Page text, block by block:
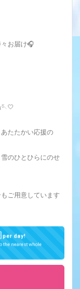
お届け🎧
たたかい応援の
のひとひらにのせ
ご用意しています
per day!
the nearest whole